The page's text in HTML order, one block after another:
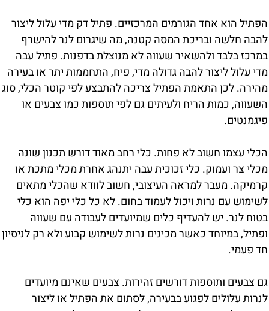
הפתיל הוא אחד הגורמים המרכזיים. פתיל דק מדי עלול ליצור
להבה חלשה ובריכת המסה קטנה, מה שיגרום לנר להישרף
במרכז בלבד ולהשאיר שעווה לא מנוצלת בדפנות. פתיל עבה
מדי עלול ליצור להבה גדולה מדי, פיח, התחממות יתר או בעירה
מהירה. לכן התאמת הפתיל צריכה להתבצע לפי קוטר הכלי, סוג
השעווה, כמות הריח ולעיתים גם לפי תוספות כמו צבעים או
פיגמנטים.
הכלי עצמו חשוב לא פחות. כלי רחב מאוד דורש תכנון שונה
מכלי צר ועמוק. כלי זכוכית עבה יתנהג אחרת מכלי מתכת או
קרמיקה. מעבר למראה העיצובי, חשוב לוודא שהכלי מתאים
לשימוש עם נרות ויכול לעמוד בחום. לא כל כלי יפה הוא כלי
בטוח לנר. יש להעדיף כלים שמיועדים לעבודה עם שעווה
ופתיל, במיוחד כאשר מכינים נרות לשימוש קבוע ולא רק לניסיון
חד פעמי.
גם צבעים ותוספות דורשים זהירות. צבעים שאינם מיועדים
לנרות עלולים לפגוע בבעירה, לסתום את הפתיל או ליצור